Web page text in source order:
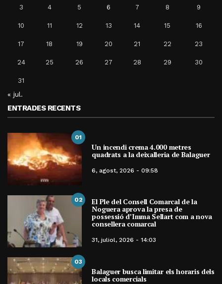
3 4 5 6 7 8 9
10 11 12 13 14 15 16
17 18 19 20 21 22 23
24 25 26 27 28 29 30
31
« jul.
ENTRADES RECENTS
01
Un incendi crema 4.000 metres
quadrats a la deixalleria de Balaguer
6, agost, 2026 - 09:58
02 El Ple del Consell Comarcal de la
Noguera aprova la presa de
possessió d’Imma Sellart com a nova
consellera comarcal
31, juliol, 2026 - 14:03
03
Balaguer busca limitar els horaris dels
locals comercials